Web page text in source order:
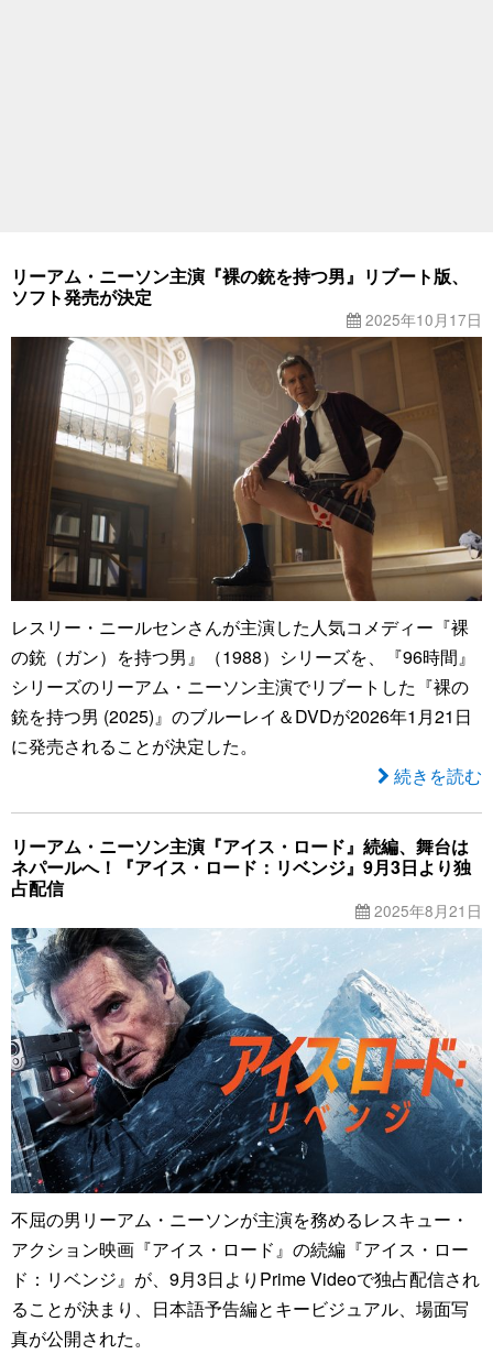
リーアム・ニーソン主演『裸の銃を持つ男』リブート版、
ソフト発売が決定
2025年10月17日
レスリー・ニールセンさんが主演した人気コメディー『裸
の銃（ガン）を持つ男』（1988）シリーズを、『96時間』
シリーズのリーアム・ニーソン主演でリブートした『裸の
銃を持つ男 (2025)』のブルーレイ＆DVDが2026年1月21日
に発売されることが決定した。
続きを読む
リーアム・ニーソン主演『アイス・ロード』続編、舞台は
ネパールへ！『アイス・ロード：リベンジ』9月3日より独
占配信
2025年8月21日
不屈の男リーアム・ニーソンが主演を務めるレスキュー・
アクション映画『アイス・ロード』の続編『アイス・ロー
ド：リベンジ』が、9月3日よりPrime Videoで独占配信され
ることが決まり、日本語予告編とキービジュアル、場面写
真が公開された。